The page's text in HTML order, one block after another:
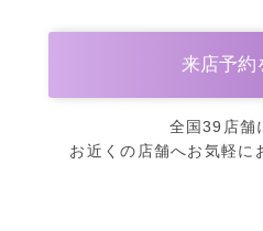
来店予約
全国39店舗
お近くの店舗へお気軽に